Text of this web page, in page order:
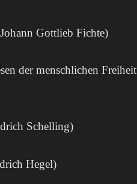
Gottlieb Fichte)
der menschlichen Freiheit
Schelling)
Hegel)